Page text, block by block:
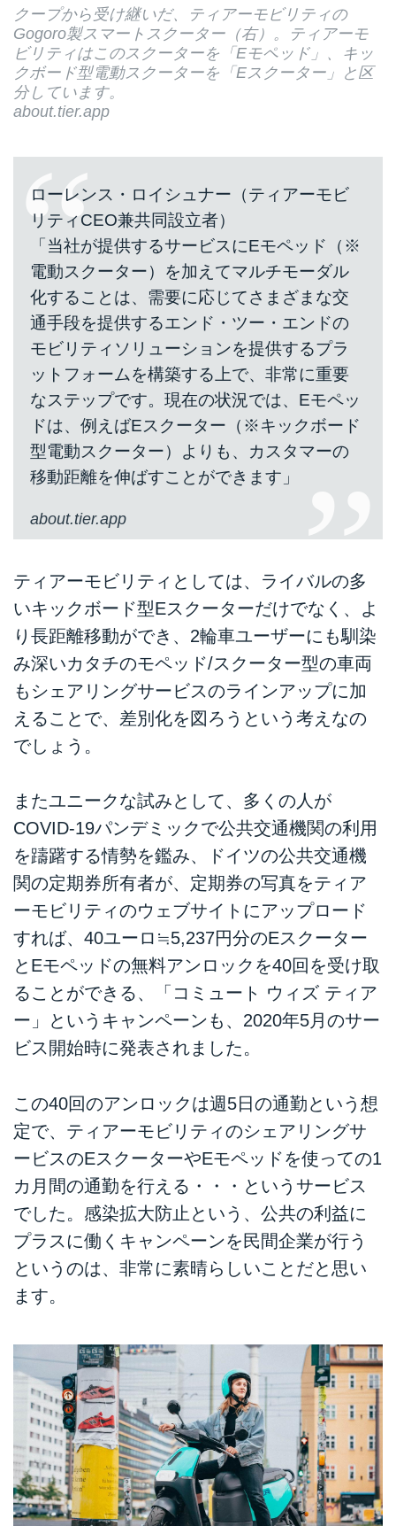
クープから受け継いだ、ティアーモビリティの
Gogoro製スマートスクーター（右）。ティアーモ
ビリティはこのスクーターを「Eモペッド」、キッ
クボード型電動スクーターを「Eスクーター」と区
分しています。
about.tier.app
ローレンス・ロイシュナー（ティアーモビ
リティCEO兼共同設立者）
「当社が提供するサービスにEモペッド（※
電動スクーター）を加えてマルチモーダル
化することは、需要に応じてさまざまな交
通手段を提供するエンド・ツー・エンドの
モビリティソリューションを提供するプラ
ットフォームを構築する上で、非常に重要
なステップです。現在の状況では、Eモペッ
ドは、例えばEスクーター（※キックボード
型電動スクーター）よりも、カスタマーの
移動距離を伸ばすことができます」
about.tier.app
ティアーモビリティとしては、ライバルの多
いキックボード型Eスクーターだけでなく、よ
り長距離移動ができ、2輪車ユーザーにも馴染
み深いカタチのモペッド/スクーター型の車両
もシェアリングサービスのラインアップに加
えることで、差別化を図ろうという考えなの
でしょう。
またユニークな試みとして、多くの人が
COVID-19パンデミックで公共交通機関の利用
を躊躇する情勢を鑑み、ドイツの公共交通機
関の定期券所有者が、定期券の写真をティア
ーモビリティのウェブサイトにアップロード
すれば、40ユーロ≒5,237円分のEスクーター
とEモペッドの無料アンロックを40回を受け取
ることができる、「コミュート ウィズ ティア
ー」というキャンペーンも、2020年5月のサー
ビス開始時に発表されました。
この40回のアンロックは週5日の通勤という想
定で、ティアーモビリティのシェアリングサ
ービスのEスクーターやEモペッドを使っての1
カ月間の通勤を行える・・・というサービス
でした。感染拡大防止という、公共の利益に
プラスに働くキャンペーンを民間企業が行う
というのは、非常に素晴らしいことだと思い
ます。